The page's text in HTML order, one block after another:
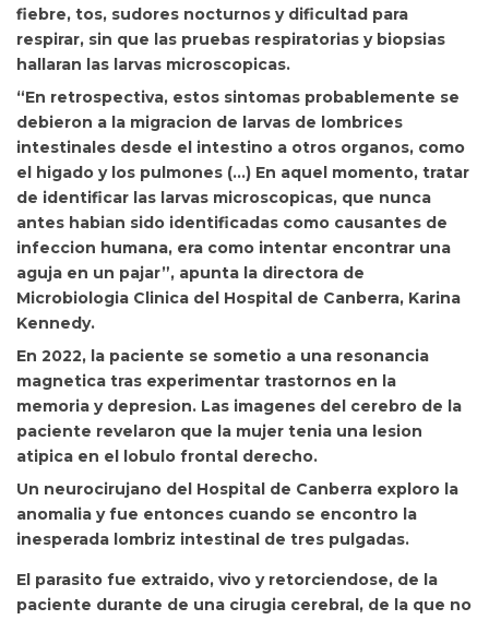
fiebre, tos, sudores nocturnos y dificultad para
respirar, sin que las pruebas respiratorias y biopsias
hallaran las larvas microscopicas.
“En retrospectiva, estos sintomas probablemente se
debieron a la migracion de larvas de lombrices
intestinales desde el intestino a otros organos, como
el higado y los pulmones (…) En aquel momento, tratar
de identificar las larvas microscopicas, que nunca
antes habian sido identificadas como causantes de
infeccion humana, era como intentar encontrar una
aguja en un pajar”, apunta la directora de
Microbiologia Clinica del Hospital de Canberra, Karina
Kennedy.
En 2022, la paciente se sometio a una resonancia
magnetica tras experimentar trastornos en la
memoria y depresion. Las imagenes del cerebro de la
paciente revelaron que la mujer tenia una lesion
atipica en el lobulo frontal derecho.
Un neurocirujano del Hospital de Canberra exploro la
anomalia y fue entonces cuando se encontro la
inesperada lombriz intestinal de tres pulgadas.
El parasito fue extraido, vivo y retorciendose, de la
paciente durante de una cirugia cerebral, de la que no